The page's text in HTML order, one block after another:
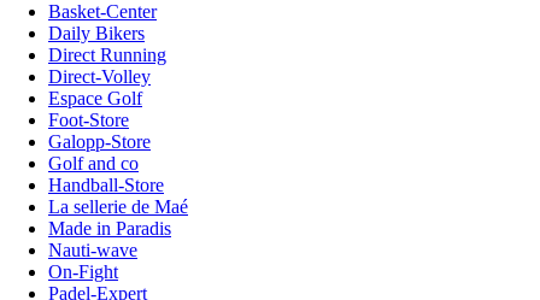
Basket-Center
Daily Bikers
Direct Running
Direct-Volley
Espace Golf
Foot-Store
Galopp-Store
Golf and co
Handball-Store
La sellerie de Maé
Made in Paradis
Nauti-wave
On-Fight
Padel-Expert